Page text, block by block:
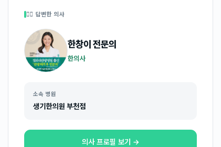
👩‍⚕️ 답변한 의사
한창이전문의
한의사
소속 병원
생기한의원 부천점
의사 프로필 보기 →